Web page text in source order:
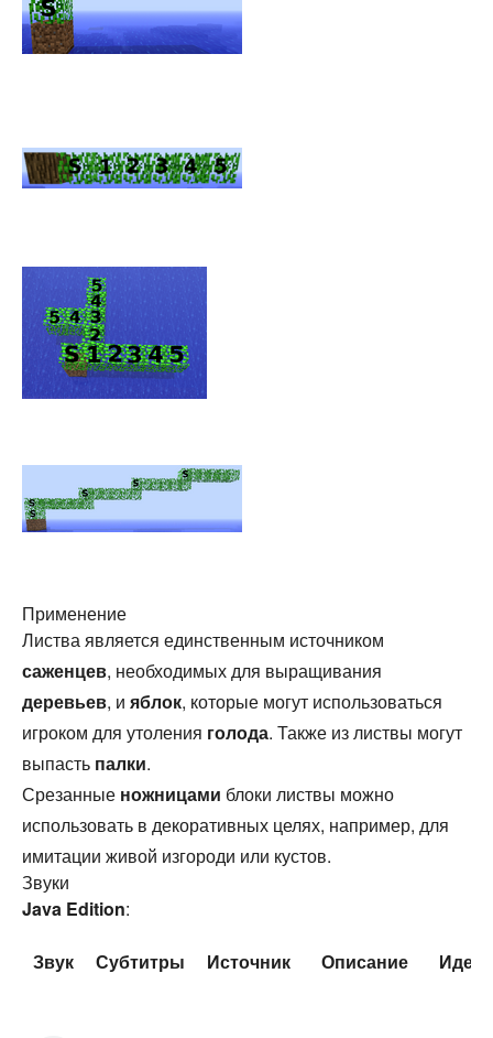
Применение
Листва является единственным источником
саженцев, необходимых для выращивания
деревьев, и яблок, которые могут использоваться
игроком для утоления голода. Также из листвы могут
выпасть палки.
Срезанные ножницами блоки листвы можно
использовать в декоративных целях, например, для
имитации живой изгороди или кустов.
Звуки
Java Edition:
Звук Субтитры Источник Описание